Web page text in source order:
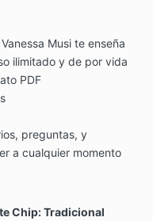
Musi te enseña
ilimitado y de por vida
PDF
preguntas, y
a cualquier momento
Chip: Tradicional